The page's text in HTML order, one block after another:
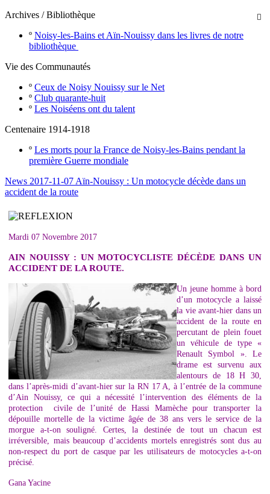

Archives / Bibliothèque
º Noisy-les-Bains et Aïn-Nouissy dans les livres de notre
bibliothèque
Vie des Communautés
º Ceux de Noisy Nouissy sur le Net
º Club quarante-huit
º Les Noiséens ont du talent
Centenaire 1914-1918
º Les morts pour la France de Noisy-les-Bains pendant la
première Guerre mondiale
News 2017-11-07 Aïn-Nouissy : Un motocycle décède dans un
accident de la route
Mardi 07 Novembre 2017
AIN NOUISSY : UN MOTOCYCLISTE DÉCÈDE DANS UN
ACCIDENT DE LA ROUTE.
Un jeune homme à bord
d’un motocycle a laissé
la vie avant-hier dans un
accident de la route en
percutant de plein fouet
un véhicule de type «
Renault Symbol ». Le
drame est survenu aux
alentours de 18 H 30,
dans l’après-midi d’avant-hier sur la RN 17 A, à l’entrée de la commune
d’Ain Nouissy, ce qui a nécessité l’intervention des éléments de la
protection civile de l’unité de Hassi Mamèche pour transporter la
dépouille mortelle de la victime âgée de 38 ans vers le service de la
morgue a-t-on souligné. Certes, la destinée de tout un chacun est
irréversible, mais beaucoup d’accidents mortels enregistrés sont dus au
non-respect du port de casque par les utilisateurs de motocycles a-t-on
précisé.
Gana Yacine